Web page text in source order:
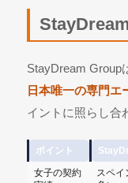
StayDream Group
日本唯一の専門エ
イントに照らし合
ポイント
女子の契約
スペ